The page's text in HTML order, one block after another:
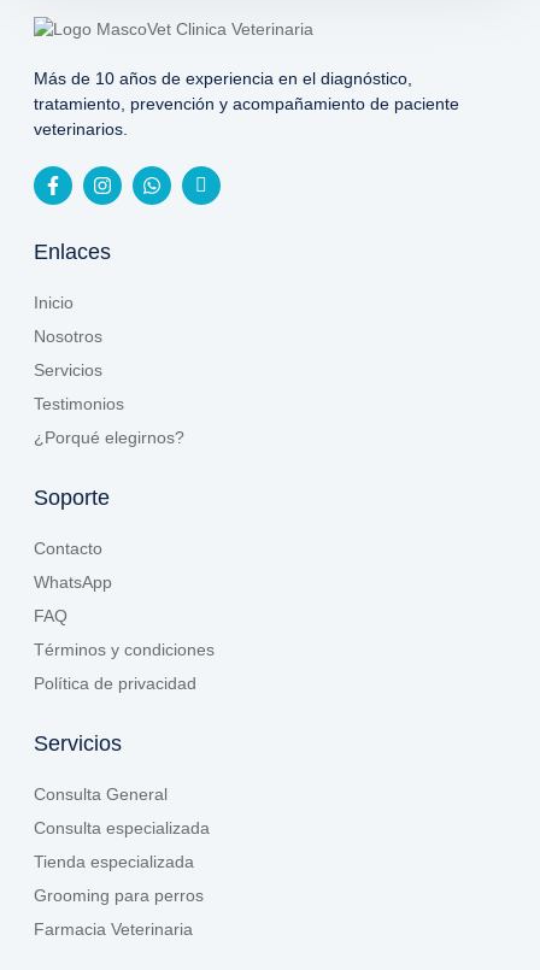
Más de 10 años de experiencia en el diagnóstico,
tratamiento, prevención y acompañamiento de paciente
veterinarios.
Enlaces
Inicio
Nosotros
Servicios
Testimonios
¿Porqué elegirnos?
Soporte
Contacto
WhatsApp
FAQ
Términos y condiciones
Política de privacidad
Servicios
Consulta General
Consulta especializada
Tienda especializada
Grooming para perros
Farmacia Veterinaria